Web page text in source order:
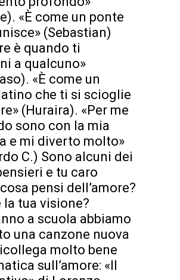
«È come un ponte
(Sebastian)
è quando ti
a qualcuno»
«È come un
che ti si scioglie
(Huraira). «Per me
sono con la mia
e mi diverto molto»
C.) Sono alcuni dei
e tu caro
pensi dell’amore?
la tua visione?
a scuola abbiamo
una canzone nuova
molto bene
sull’amore: «Il